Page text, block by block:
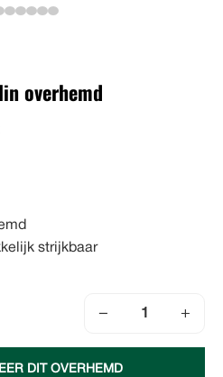
overhemd
strijkbaar
− +
DIT OVERHEMD